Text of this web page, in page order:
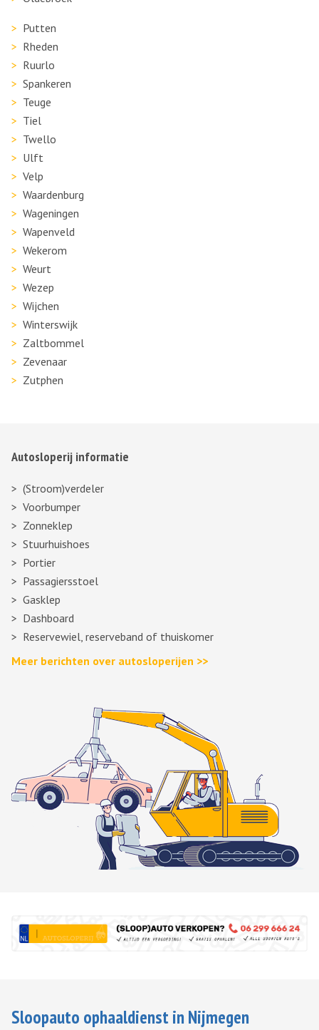
Putten
Rheden
Ruurlo
Spankeren
Teuge
Tiel
Twello
Ulft
Velp
Waardenburg
Wageningen
Wapenveld
Wekerom
Weurt
Wezep
Wijchen
Winterswijk
Zaltbommel
Zevenaar
Zutphen
Autosloperij informatie
(Stroom)verdeler
Voorbumper
Zonneklep
Stuurhuishoes
Portier
Passagiersstoel
Gasklep
Dashboard
Reservewiel, reserveband of thuiskomer
Meer berichten over autosloperijen >>
Sloopauto ophaaldienst in Nijmegen